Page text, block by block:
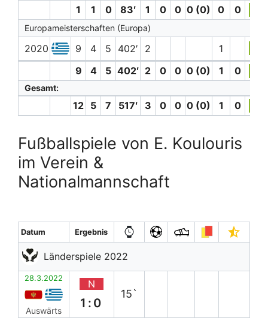
1 1 0 83′ 1 0 0 0 (0) 0 0
Europameisterschaften (Europa)
2020 9 4 5 402′ 2 1
9 4 5 402′ 2 0 0 0 (0) 1 0
Gesamt:
12 5 7 517′ 3 0 0 0 (0) 1 0
Fußballspiele von E. Koulouris
im Verein &
Nationalmannschaft
Datum Ergebnis
Länderspiele 2022
28.3.2022
Auswärts
N
1:0
15`